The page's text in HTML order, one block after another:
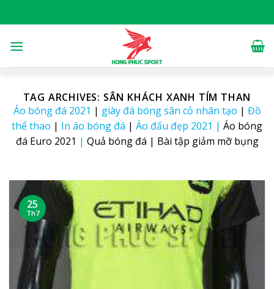
to
TAG ARCHIVES: SÂN KHÁCH XANH TÍM THAN
Áo bóng đá 2021 | giày đá bóng sân cỏ nhân tạo | Đồ
thể thao | In áo bóng đá | Áo đấu đẹp 2021 | Áo bóng
đá Euro 2021 | Quả bóng đá | Bài tập giảm mỡ bụng
25
Th7